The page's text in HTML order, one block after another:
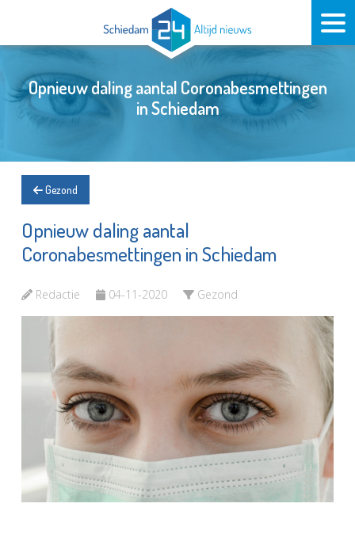
Opnieuw daling aantal Coronabesmettingen
in Schiedam
Gezond
Opnieuw daling aantal
Coronabesmettingen in Schiedam
Redactie 04-11-2020 Gezond